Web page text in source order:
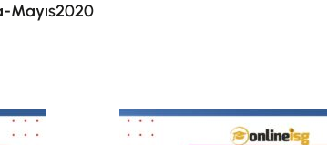
Mayıs2020